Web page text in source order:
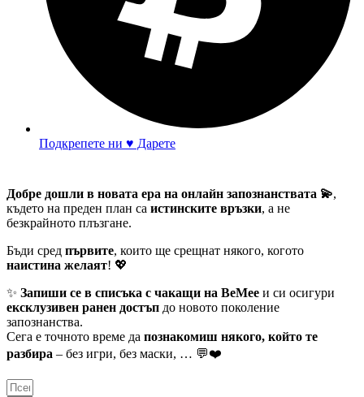
Подкрепете ни ♥ Дарете
Добре дошли в новата ера на онлайн запознанствата 💫,
където на преден план са истинските връзки, а не
безкрайното плъзгане.
Бъди сред първите, които ще срещнат някого, когото
наистина желаят! 💖
✨ Запиши се в списъка с чакащи на BeMee и си осигури
ексклузивен ранен достъп до новото поколение
запознанства.
Сега е точното време да познакомиш някого, който те
разбира – без игри, без маски, … 💬❤️